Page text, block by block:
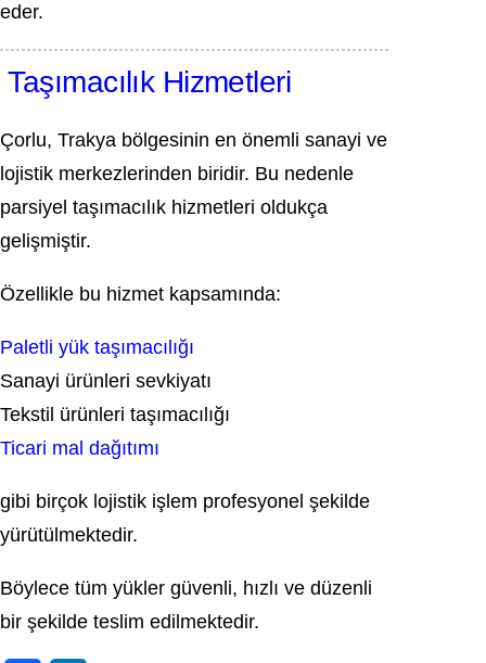
eder.
Taşımacılık Hizmetleri
Çorlu, Trakya bölgesinin en önemli sanayi ve
lojistik merkezlerinden biridir. Bu nedenle
parsiyel taşımacılık hizmetleri oldukça
gelişmiştir.
Özellikle bu hizmet kapsamında:
Paletli yük taşımacılığı
Sanayi ürünleri sevkiyatı
Tekstil ürünleri taşımacılığı
Ticari mal dağıtımı
gibi birçok lojistik işlem profesyonel şekilde
yürütülmektedir.
Böylece tüm yükler güvenli, hızlı ve düzenli
bir şekilde teslim edilmektedir.